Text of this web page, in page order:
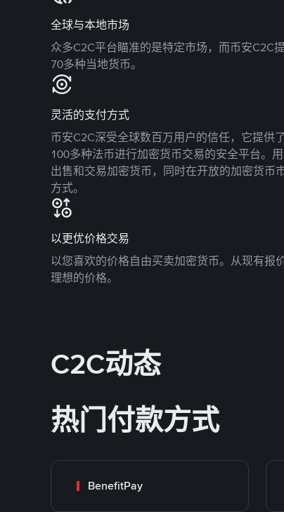
全球与本地市场
众多C2C平台瞄准的是特定市场，而币安C2C
70多种当地货币。
灵活的支付方式
币安C2C深受全球数百万用户的信任，它提供
100多种法币进行加密货币交易的安全平台。
出售和交易加密货币，同时在开放的加密货币
方式。
以更优价格交易
以您喜欢的价格自由买卖加密货币。从现有报
理想的价格。
C2C动态
热门付款方式
BenefitPay